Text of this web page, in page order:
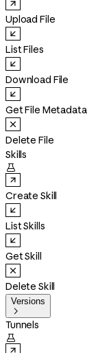
Upload File
List Files
Download File
Get File Metadata
Delete File
Skills

Create Skill
List Skills
Get Skill
Delete Skill
Versions

Tunnels
